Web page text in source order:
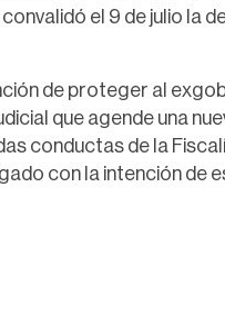
el 9 de julio la
de proteger al
que agende una
conductas de la
con la intención de